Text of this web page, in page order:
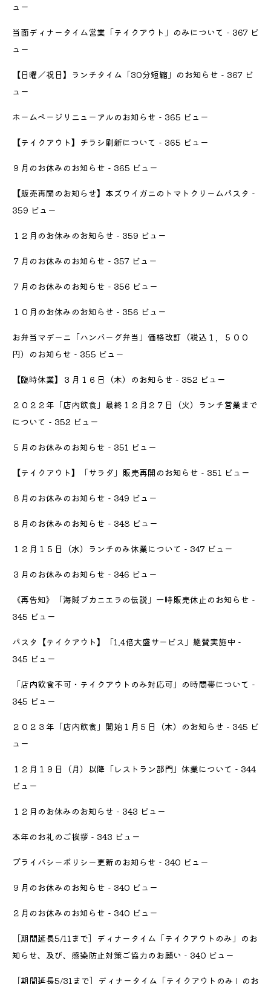
ュー
当面ディナータイム営業「テイクアウト」のみについて - 367 ビ
ュー
【日曜／祝日】ランチタイム「30分短縮」のお知らせ - 367 ビ
ュー
ホームページリニューアルのお知らせ - 365 ビュー
【テイクアウト】チラシ刷新について - 365 ビュー
９月のお休みのお知らせ - 365 ビュー
【販売再開のお知らせ】本ズワイガニのトマトクリームパスタ -
359 ビュー
１２月のお休みのお知らせ - 359 ビュー
７月のお休みのお知らせ - 357 ビュー
７月のお休みのお知らせ - 356 ビュー
１０月のお休みのお知らせ - 356 ビュー
お弁当マデーニ「ハンバーグ弁当」価格改訂（税込１，５００
円）のお知らせ - 355 ビュー
【臨時休業】３月１６日（木）のお知らせ - 352 ビュー
２０２２年「店内飲食」最終１２月２７日（火）ランチ営業まで
について - 352 ビュー
５月のお休みのお知らせ - 351 ビュー
【テイクアウト】「サラダ」販売再開のお知らせ - 351 ビュー
８月のお休みのお知らせ - 349 ビュー
８月のお休みのお知らせ - 348 ビュー
１２月１５日（水）ランチのみ休業について - 347 ビュー
３月のお休みのお知らせ - 346 ビュー
《再告知》「海賊ブカニエラの伝説」一時販売休止のお知らせ -
345 ビュー
パスタ【テイクアウト】「1.4倍大盛サービス」絶賛実施中 -
345 ビュー
「店内飲食不可・テイクアウトのみ対応可」の時間帯について -
345 ビュー
２０２３年「店内飲食」開始１月５日（木）のお知らせ - 345 ビ
ュー
１２月１９日（月）以降「レストラン部門」休業について - 344
ビュー
１２月のお休みのお知らせ - 343 ビュー
本年のお礼のご挨拶 - 343 ビュー
プライバシーポリシー更新のお知らせ - 340 ビュー
９月のお休みのお知らせ - 340 ビュー
２月のお休みのお知らせ - 340 ビュー
［期間延長5/11まで］ディナータイム「テイクアウトのみ」のお
知らせ、及び、感染防止対策ご協力のお願い - 340 ビュー
［期間延長5/31まで］ディナータイム「テイクアウトのみ」のお